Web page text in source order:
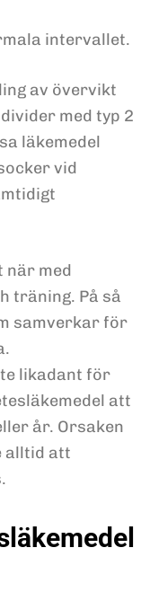
intervallet.
av övervikt
med typ 2
läkemedel
vid
när med
träning. På så
samverkar för
likadant för
att
år. Orsaken
alltid att